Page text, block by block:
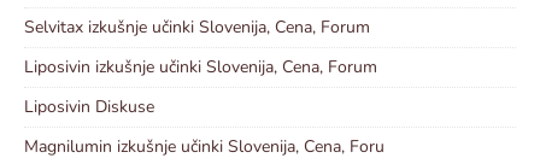
Selvitax izkušnje učinki Slovenija, Cena, Forum
Liposivin izkušnje učinki Slovenija, Cena, Forum
Liposivin Diskuse
Magnilumin izkušnje učinki Slovenija, Cena, Foru